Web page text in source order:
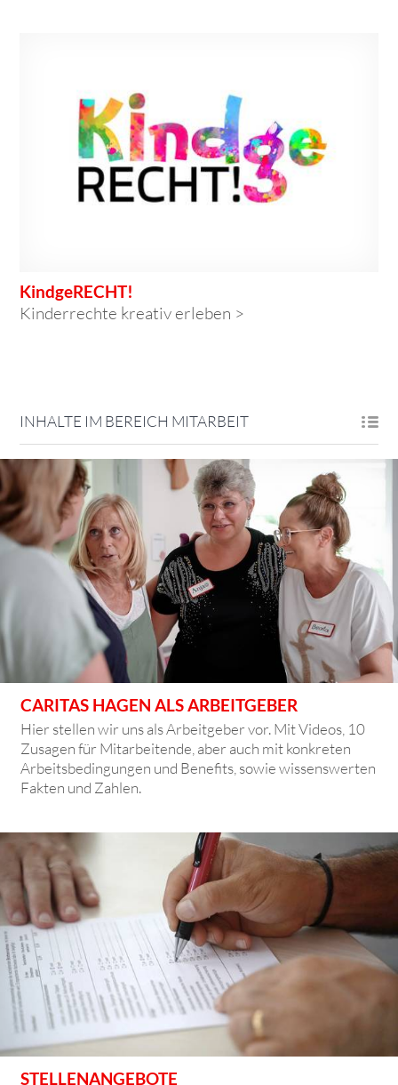
KindgeRECHT!
Kinderrechte kreativ erleben >
INHALTE IM BEREICH MITARBEIT
CARITAS HAGEN ALS ARBEITGEBER
Hier stellen wir uns als Arbeitgeber vor. Mit Videos, 10
Zusagen für Mitarbeitende, aber auch mit konkreten
Arbeitsbedingungen und Benefits, sowie wissenswerten
Fakten und Zahlen.
STELLENANGEBOTE